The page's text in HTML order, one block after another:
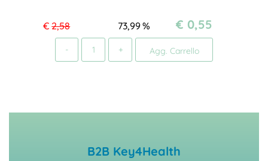
€ 2,58 %
73,99 € 0,55
Agg. Carrello
B2B Key4Health